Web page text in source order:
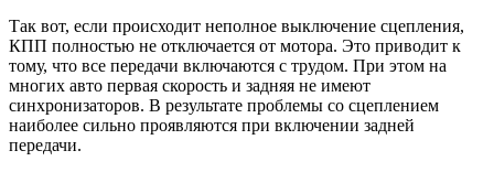
Так вот, если происходит неполное выключение сцепления,
КПП полностью не отключается от мотора. Это приводит к
тому, что все передачи включаются с трудом. При этом на
многих авто первая скорость и задняя не имеют
синхронизаторов. В результате проблемы со сцеплением
наиболее сильно проявляются при включении задней
передачи.